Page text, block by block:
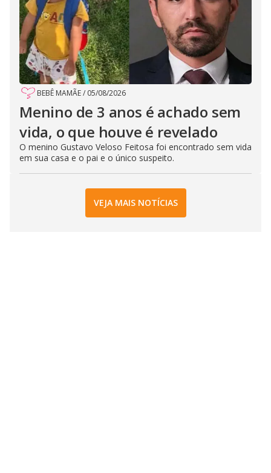
BEBÊ MAMÃE/ 05/08/2026
Menino de 3 anos é achado sem
vida, o que houve é revelado
O menino Gustavo Veloso Feitosa foi encontrado sem vida
em sua casa e o pai e o único suspeito.
VEJA MAIS NOTÍCIAS